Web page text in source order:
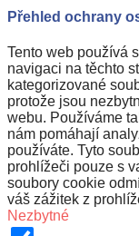
Přehled ochrany
Tento web používá
navigaci na těchto
kategorizované
protože jsou
webu. Používáme
nám pomáhají
používáte. Tyto
prohlížeči pouze s
soubory cookie
váš zážitek z
Nezbytné